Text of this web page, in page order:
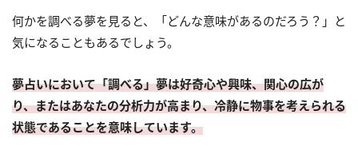
何かを調べる夢を見ると、「どんな意味があるのだろう？」と
気になることもあるでしょう。
夢占いにおいて「調べる」夢は好奇心や興味、関心の広が
り、またはあなたの分析力が高まり、冷静に物事を考えられる
状態であることを意味しています。